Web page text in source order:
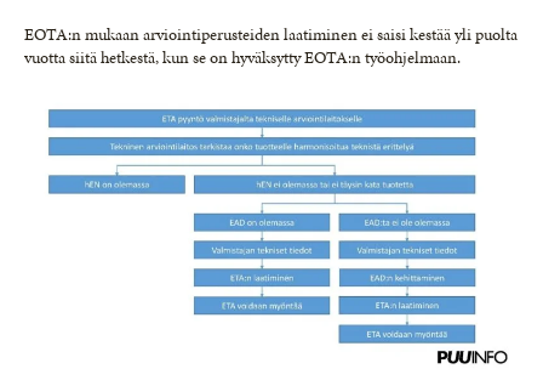
EOTA:n mukaan arviointiperusteiden laatiminen ei saisi kestää yli puolta
vuotta siitä hetkestä, kun se on hyväksytty EOTA:n työohjelmaan.